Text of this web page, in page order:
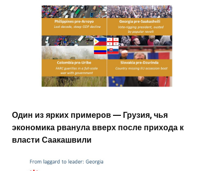
Один из ярких примеров — Грузия, чья
экономика рванула вверх после прихода к
власти Саакашвили